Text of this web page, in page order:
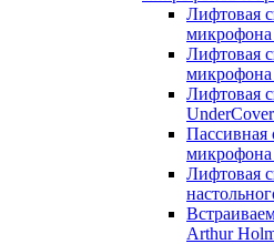
Лифтовая
микрофона
Лифтовая
микрофона
Лифтовая
UnderCover
Пассивная
микрофона
Лифтовая
Arthur